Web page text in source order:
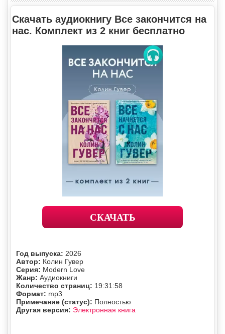
Скачать аудиокнигу Все закончится на
нас. Комплект из 2 книг бесплатно
СКАЧАТЬ
Год выпуска: 2026
Автор: Колин Гувер
Серия: Modern Love
Жанр: Аудиокниги
Количество страниц: 19:31:58
Формат: mp3
Примечание (статус): Полностью
Другая версия: Электронная книга